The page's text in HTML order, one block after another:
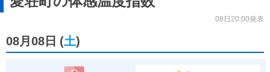
08日20:00発表
08月08日 (土)